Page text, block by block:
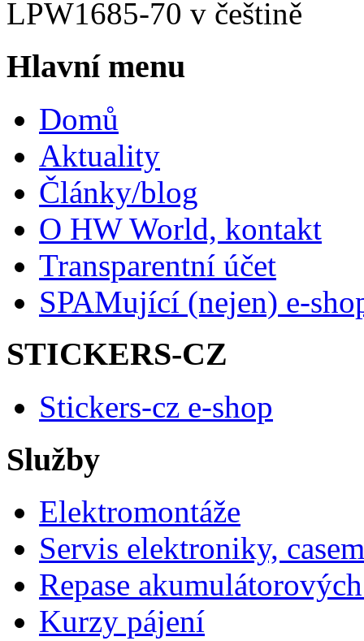
LPW1685-70 v češtině
Hlavní menu
Domů
Aktuality
Články/blog
O HW World, kontakt
Transparentní účet
SPAMující (nejen) e-
STICKERS-CZ
Stickers-cz e-shop
Služby
Elektromontáže
Servis elektroniky,
Repase
Kurzy pájení